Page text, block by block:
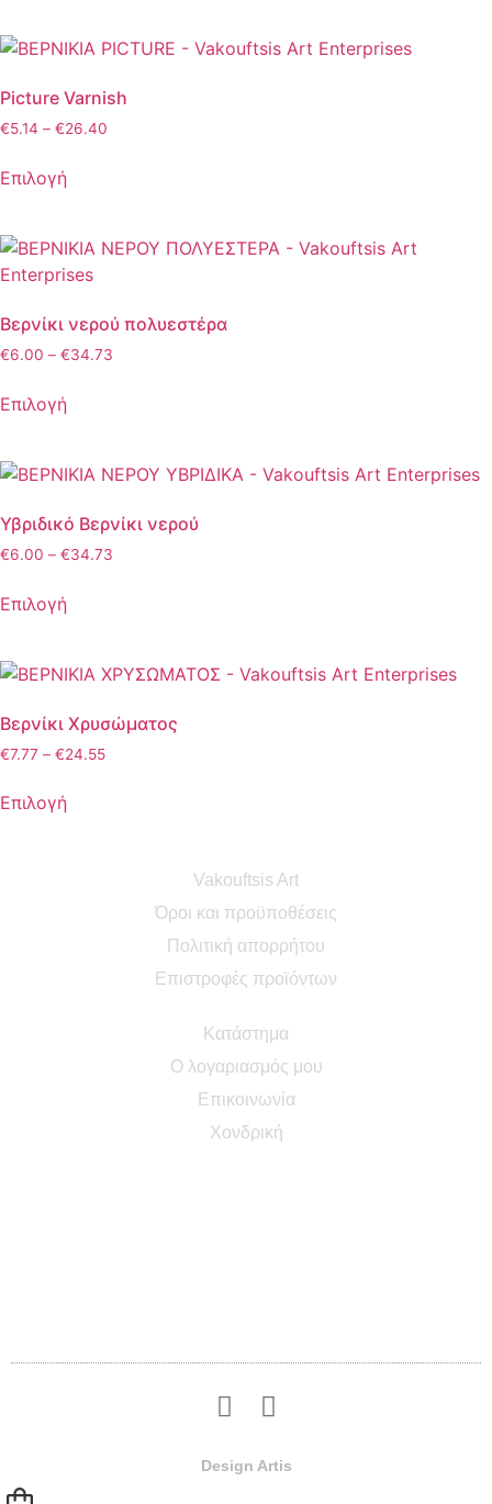
Picture Varnish
€5.14 – €26.40
Επιλογή
Βερνίκι νερού πολυεστέρα
€6.00 – €34.73
Επιλογή
Υβριδικό Βερνίκι νερού
€6.00 – €34.73
Επιλογή
Βερνίκι Χρυσώματος
€7.77 – €24.55
Επιλογή
Vakouftsis Art
Όροι και προϋποθέσεις
Πολιτική απορρήτου
Επιστροφές προϊόντων
Κατάστημα
Ο λογαριασμός μου
Επικοινωνία
Χονδρική
Design Artis